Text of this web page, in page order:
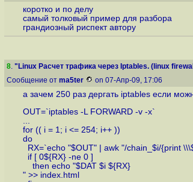
коротко и по делу
самый толковый пример для разбора
грандиозный риспект автору
8. "Linux Расчет трафика через Iptables. (linux
Сообщение от ma5ter on 07-Апр-09, 17:06
а зачем 250 раз дергать iptables если
OUT=`iptables -L FORWARD -v -x`
for (( i = 1; i <= 254; i++ ))
do
RX=`echo "$OUT" | awk "/chain_$i/{print
if [ 0${RX} -ne 0 ]
then echo "$DAT $i ${RX}
" >> index.html